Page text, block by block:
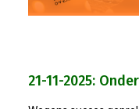
21-11-2025: